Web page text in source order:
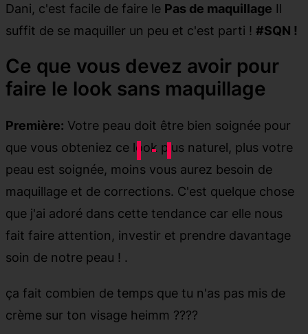
Dani, c'est facile de faire le Pas de maquillage Il
suffit de se maquiller un peu et c'est parti ! #SQN !
Ce que vous devez avoir pour
faire le look sans maquillage
Première: Votre peau doit être bien soignée pour
que vous obteniez ce look plus naturel, plus votre
peau est soignée, moins vous aurez besoin de
maquillage et de corrections. C'est quelque chose
que j'ai adoré dans cette tendance car elle nous
fait faire attention, investir et prendre davantage
soin de notre peau ! .
ça fait combien de temps que tu n'as pas mis de
crème sur ton visage heimm ????